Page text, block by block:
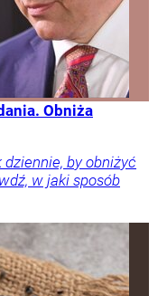
Obniża
by obniżyć
w jaki sposób